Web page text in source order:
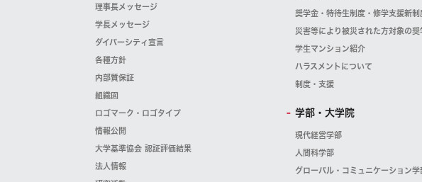
理事長メッセージ
学長メッセージ
ダイバーシティ宣言
各種方針
内部質保証
組織図
ロゴマーク・ロゴタイプ
情報公開
大学基準協会 認証評価結果
法人情報
奨学金・特待生制度・修学支援新制
災害等により被災された方対象の奨
学生マンション紹介
ハラスメントについて
制度・支援
学部・大学院
現代経営学部
人間科学部
グローバル・コミュニケーション学